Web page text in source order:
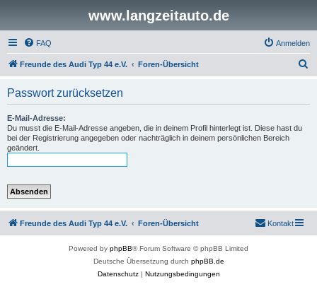
www.langzeitauto.de
FAQ Anmelden
Freunde des Audi Typ 44 e.V. Foren-Übersicht
Passwort zurücksetzen
E-Mail-Adresse:
Du musst die E-Mail-Adresse angeben, die in deinem Profil hinterlegt ist. Diese hast du
bei der Registrierung angegeben oder nachträglich in deinem persönlichen Bereich
geändert.
Freunde des Audi Typ 44 e.V. Foren-Übersicht Kontakt
Powered by phpBB® Forum Software © phpBB Limited
Deutsche Übersetzung durch phpBB.de
Datenschutz| Nutzungsbedingungen